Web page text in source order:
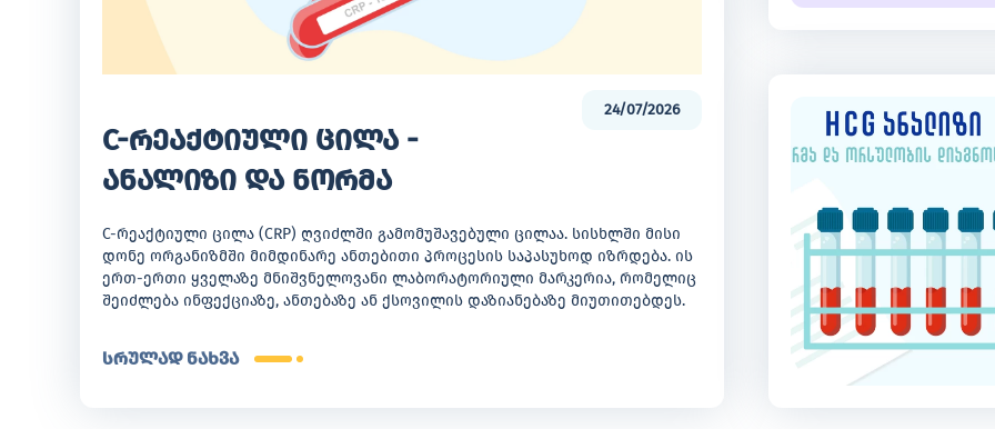
24/07/2026
C-რეაქტიული ცილა -
ანალიზი და ნორმა
C-რეაქტიული ცილა (CRP) ღვიძლში გამომუშავებული ცილაა. სისხლში მისი
დონე ორგანიზმში მიმდინარე ანთებითი პროცესის საპასუხოდ იზრდება. ის
ერთ-ერთი ყველაზე მნიშვნელოვანი ლაბორატორიული მარკერია, რომელიც
შეიძლება ინფექციაზე, ანთებაზე ან ქსოვილის დაზიანებაზე მიუთითებდეს.
სრულად ნახვა